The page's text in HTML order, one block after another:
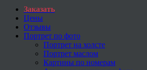
Заказать
Цены
Отзывы
Портрет по фото
Портрет на холсте
Портрет маслом
Картины по номерам